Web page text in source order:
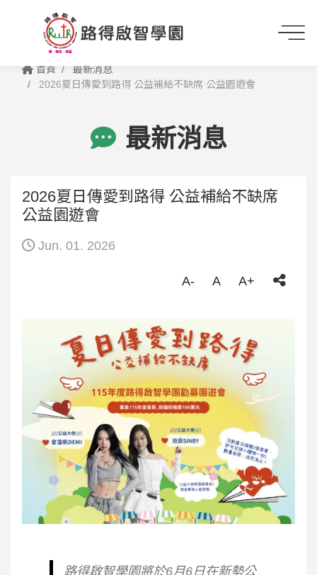
首頁
最新消息
2026夏日傳愛到路得 公益補給不缺席 公益園遊會
最新消息
2026夏日傳愛到路得 公益補給不缺席
公益園遊會
Jun. 01. 2026
A- A A+
路得啟智學園將於6月6日在新勢公